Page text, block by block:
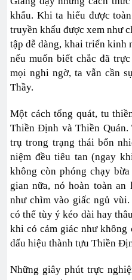
khẩu. Khi ta hiểu được
truyền khẩu được xem như
tập dễ dàng, khai triển kinh
nếu muốn biết chắc đã
mọi nghi ngờ, ta vẫn cần
Thầy.
Một cách tổng quát, tu
Thiền Ðịnh và Thiền
trụ trong trạng thái bổn
niệm đều tiêu tan (ngay
không còn phóng chạy
gian nữa, nó hoàn toàn
như chìm vào giấc ngủ
có thể tùy ý kéo dài hay
khi có cảm giác như
dấu hiệu thành tựu Thiền
Những giây phút trực